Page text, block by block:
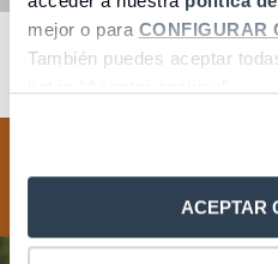
mejor o para CONFIGURAR
También puedes aceptar
ACEPTAR
4 razones para